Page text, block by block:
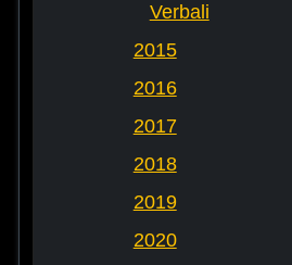
Verbali
2015
2016
2017
2018
2019
2020